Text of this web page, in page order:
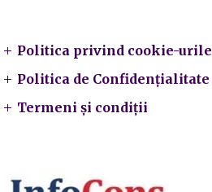
Politica privind cookie-urile
Politica de Confidențialitate
Termeni și condiții